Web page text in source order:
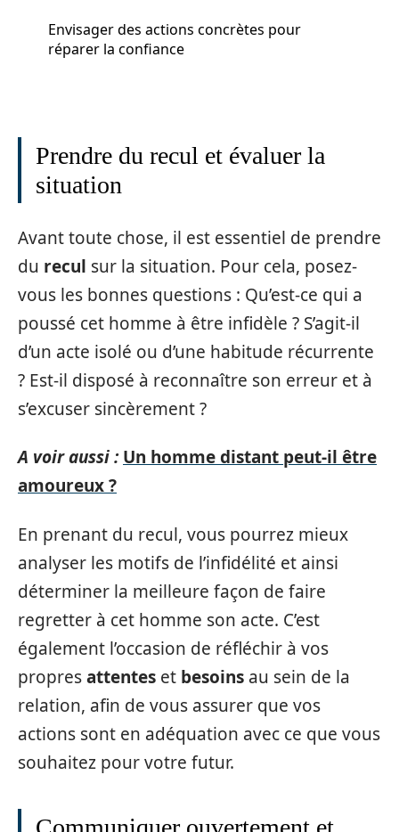
Envisager des actions concrètes pour
réparer la confiance
Prendre du recul et évaluer la
situation
Avant toute chose, il est essentiel de prendre
du recul sur la situation. Pour cela, posez-
vous les bonnes questions : Qu’est-ce qui a
poussé cet homme à être infidèle ? S’agit-il
d’un acte isolé ou d’une habitude récurrente
? Est-il disposé à reconnaître son erreur et à
s’excuser sincèrement ?
A voir aussi : Un homme distant peut-il être
amoureux ?
En prenant du recul, vous pourrez mieux
analyser les motifs de l’infidélité et ainsi
déterminer la meilleure façon de faire
regretter à cet homme son acte. C’est
également l’occasion de réfléchir à vos
propresattentes et besoins au sein de la
relation, afin de vous assurer que vos
actions sont en adéquation avec ce que vous
souhaitez pour votre futur.